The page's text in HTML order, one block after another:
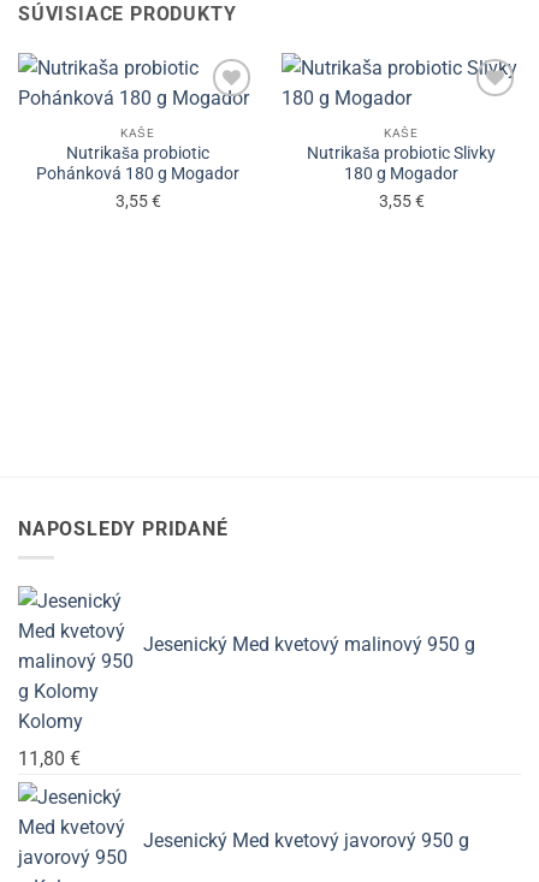
SÚVISIACE PRODUKTY
KAŠE
Nutrikaša probiotic
Pohánková 180 g Mogador
3,55€
KAŠE
Nutrikaša probiotic Slivky
180 g Mogador
3,55€
NAPOSLEDY PRIDANÉ
Jesenický Med kvetový malinový 950 g
Kolomy
11,80 €
Jesenický Med kvetový javorový 950 g